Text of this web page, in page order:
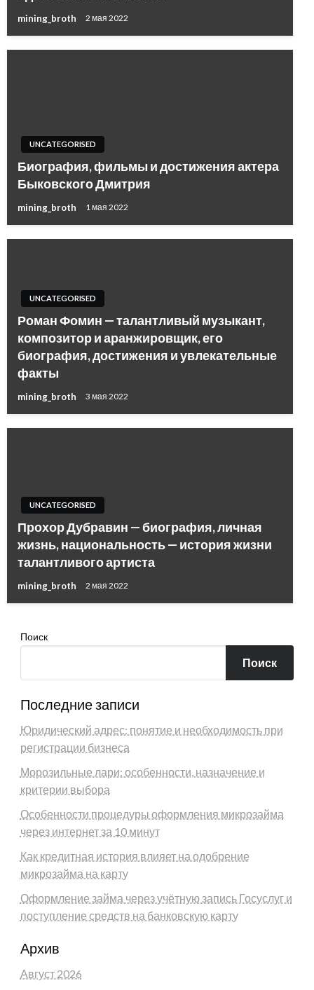
mining_broth 2 мая 2022
UNCATEGORISED
Биография, фильмы и достижения актера
Быковского Дмитрия
mining_broth 1 мая 2022
UNCATEGORISED
Роман Фомин — талантливый музыкант,
композитор и аранжировщик, его
биография, достижения и увлекательные
факты
mining_broth 3 мая 2022
UNCATEGORISED
Прохор Дубравин — биография, личная
жизнь, национальность — история жизни
талантливого артиста
mining_broth 2 мая 2022
Поиск
Поиск
Последние записи
Юридический адрес: понятие и необходимость при
регистрации бизнеса
Морозильные лари: особенности, назначение и
критерии выбора
Особенности процедуры оформления микрозайма
через интернет за 10 минут
Как кредитная история влияет на одобрение
микрозайма на карту
Оформление займа через учётную запись Госуслуг и
поступление средств на банковскую карту
Архив
Август 2026